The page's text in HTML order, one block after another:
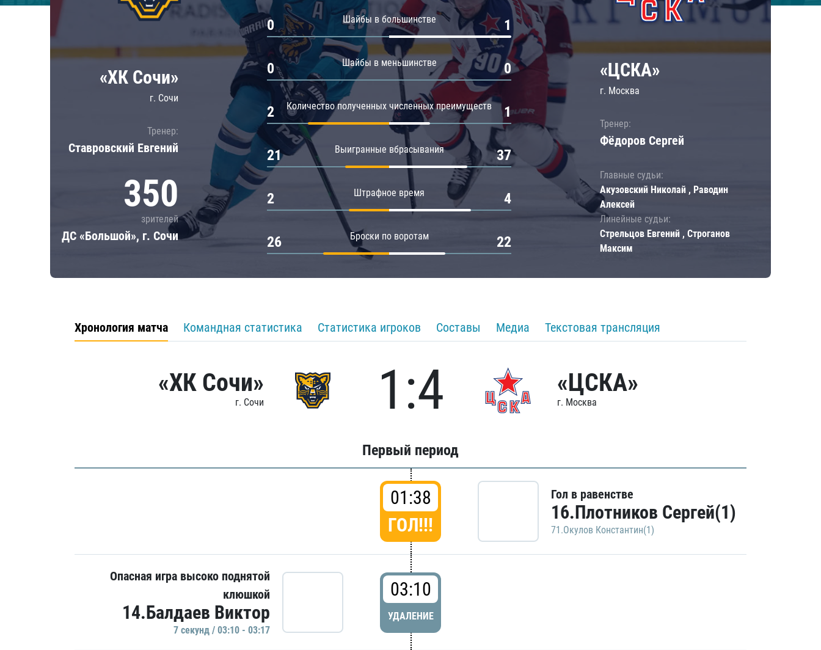
Локомотив
ЦСКА
Шанхайские Драконы
Амур
Барыс
Салават Юлаев
«ХК Сочи»
г. Сочи
Тренер:
Ставровский Евгений
350
зрителей
ДС «Большой», г. Сочи
Шайбы в большинстве
0 1
Шайбы в меньшинстве
0 0
Количество полученных численных преимуществ
2 1
Выигранные вбрасывания
21 37
Штрафное время
2 4
Броски по воротам
26 22
«ЦСКА»
г. Москва
Тренер:
Фёдоров Сергей
Главные судьи:
Акузовский Николай , Раводин
Алексей
Линейные судьи:
Стрельцов Евгений , Строганов
Максим
Хронология матча Командная статистика Статистика игроков Составы Медиа Текстовая трансляция
«ХК Сочи»
г. Сочи 1:4 «ЦСКА»
г. Москва
Первый период
01:38
ГОЛ!!!
Гол в равенстве
16.Плотников Сергей(1)
71.Окулов Константин(1)
Опасная игра высоко поднятой
клюшкой
14.Балдаев Виктор
7 секунд / 03:10 - 03:17
03:10
УДАЛЕНИЕ